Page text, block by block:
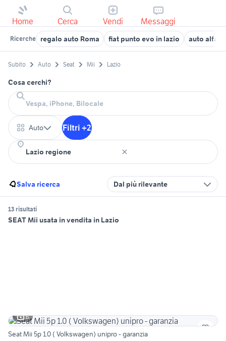
Home Cerca Vendi Messaggi
Ricerche regalo auto Roma fiat punto evo in lazio auto alfa
Subito Auto Seat Mii Lazio
Cosa cerchi?
Auto Filtri +2
Salva ricerca Dal più rilevante
13 risultati
SEAT Mii usata in vendita in Lazio
6
Seat Mii 5p 1.0 ( Volkswagen) unipro - garanzia